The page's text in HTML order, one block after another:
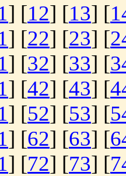
] [12] [13] [
] [22] [23] [
] [32] [33] [
] [42] [43] [
] [52] [53] [
] [62] [63] [
] [72] [73] [